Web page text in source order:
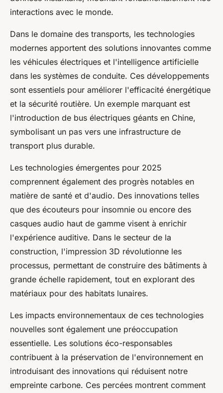
interactions avec le monde.
Dans le domaine des transports, les technologies
modernes apportent des solutions innovantes comme
les véhicules électriques et l'intelligence artificielle
dans les systèmes de conduite. Ces développements
sont essentiels pour améliorer l'efficacité énergétique
et la sécurité routière. Un exemple marquant est
l'introduction de bus électriques géants en Chine,
symbolisant un pas vers une infrastructure de
transport plus durable.
Les technologies émergentes pour 2025
comprennent également des progrès notables en
matière de santé et d'audio. Des innovations telles
que des écouteurs pour insomnie ou encore des
casques audio haut de gamme visent à enrichir
l'expérience auditive. Dans le secteur de la
construction, l'impression 3D révolutionne les
processus, permettant de construire des bâtiments à
grande échelle rapidement, tout en explorant des
matériaux pour des habitats lunaires.
Les impacts environnementaux de ces technologies
nouvelles sont également une préoccupation
essentielle. Les solutions éco-responsables
contribuent à la préservation de l'environnement en
introduisant des innovations qui réduisent notre
empreinte carbone. Ces percées montrent comment